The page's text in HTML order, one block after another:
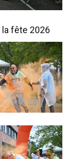
fête 2026